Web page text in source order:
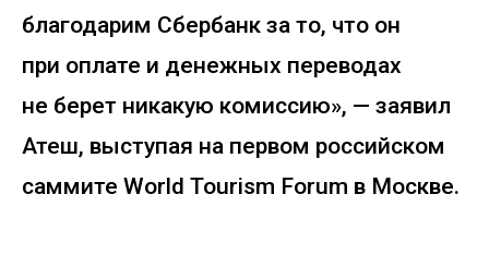
благодарим Сбербанк за то, что он
при оплате и денежных переводах
не берет никакую комиссию», — заявил
Атеш, выступая на первом российском
саммите World Tourism Forum в Москве.